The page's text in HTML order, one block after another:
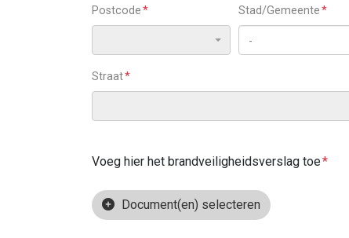
Postcode Stad/Gemeente
-
Straat
Voeg hier het brandveiligheidsverslag toe
Document(en) selecteren